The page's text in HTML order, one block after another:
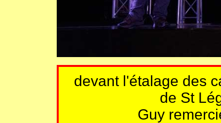
devant l'étalage des
de St
Guy